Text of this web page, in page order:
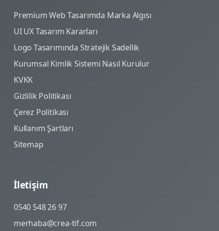
Premium Web Tasarımda Marka Algısı
UI UX Tasarım Kararları
Logo Tasarımında Stratejik Sadellik
Kurumsal Kimlik Sistemi Nasıl Kurulur
KVKK
Gizlilik Politikası
Çerez Politikası
Kullanım Şartları
Sitemap
İletişim
0540 548 26 97
merhaba@crea-tif.com